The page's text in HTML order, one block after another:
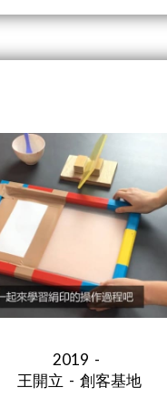
2019 -
王開立 - 創客基地